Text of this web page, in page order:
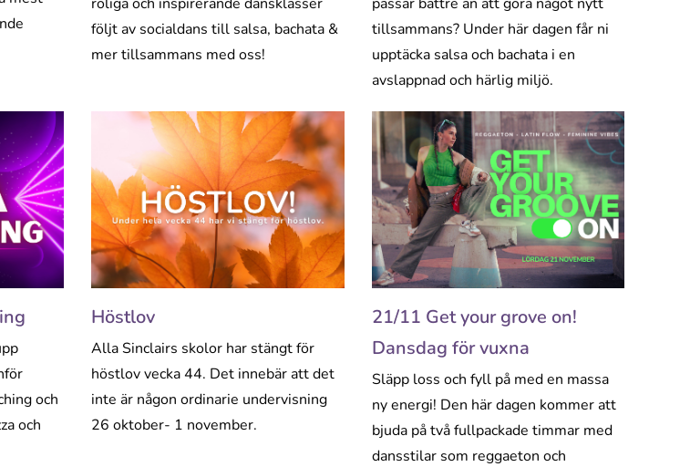
följt av socialdans till salsa, bachata &
mer tillsammans med oss!
tillsammans? Under här dagen får ni
upptäcka salsa och bachata i en
avslappnad och härlig miljö.
och
och
Höstlov
Alla Sinclairs skolor har stängt för
höstlov vecka 44. Det innebär att det
inte är någon ordinarie undervisning
26 oktober- 1 november.
21/11 Get your grove on!
Dansdag för vuxna
Släpp loss och fyll på med en massa
ny energi! Den här dagen kommer att
bjuda på två fullpackade timmar med
dansstilar som reggaeton och